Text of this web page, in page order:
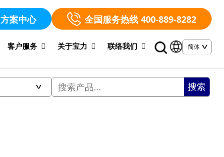
方案中心 全国服务热线 400-889-8282
客户服务 关于宝力 联络我们
搜索